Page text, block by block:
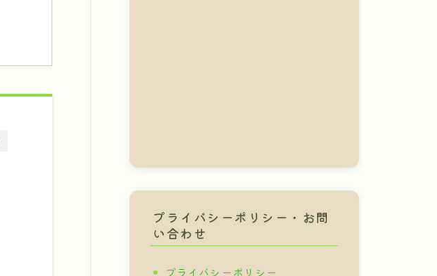
プライバシーポリシー・お問
い合わせ
プライバシーポリシー